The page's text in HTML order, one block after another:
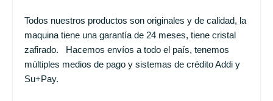
Todos nuestros productos son originales y de calidad, la
maquina tiene una garantía de 24 meses, tiene cristal
zafirado. Hacemos envíos a todo el país, tenemos
múltiples medios de pago y sistemas de crédito Addi y
Su+Pay.